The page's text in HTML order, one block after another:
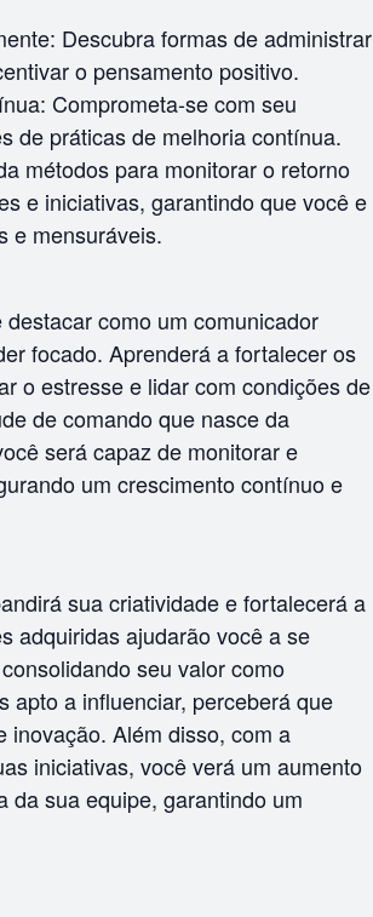
Descubra formas de administrar
o pensamento positivo.
Comprometa-se com seu
de práticas de melhoria contínua.
métodos para monitorar o retorno
e iniciativas, garantindo que você e
e mensuráveis.
como um comunicador
focado. Aprenderá a fortalecer os
o estresse e lidar com condições de
de comando que nasce da
será capaz de monitorar e
um crescimento contínuo e
sua criatividade e fortalecerá a
adquiridas ajudarão você a se
seu valor como
apto a influenciar, perceberá que
inovação. Além disso, com a
iniciativas, você verá um aumento
da sua equipe, garantindo um